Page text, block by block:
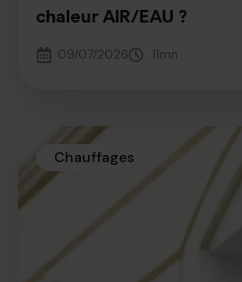
chaleur AIR/EAU ?
09/07/2026 11mn
Chauffages